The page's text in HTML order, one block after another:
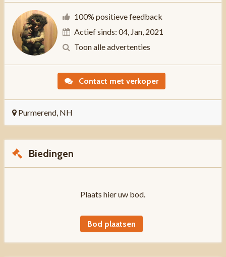
100% positieve feedback
Actief sinds: 04, Jan, 2021
Toon alle advertenties
Contact met verkoper
Purmerend, NH
Biedingen
Plaats hier uw bod.
Bod plaatsen